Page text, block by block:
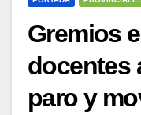
Gremios
docentes
paro y